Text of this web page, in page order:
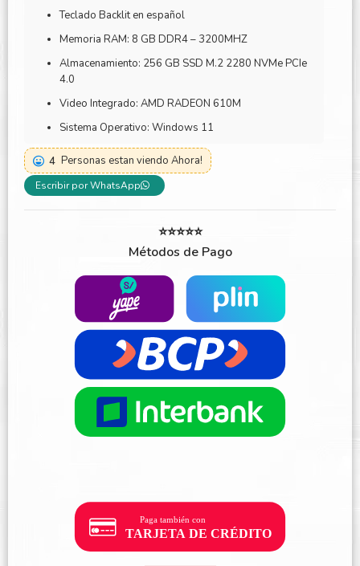
Teclado Backlit en español
Memoria RAM: 8 GB DDR4 – 3200MHZ
Almacenamiento: 256 GB SSD M.2 2280 NVMe PCIe
4.0
Video Integrado: AMD RADEON 610M
Sistema Operativo: Windows 11
4 Personas estan viendo Ahora!
Escribir por WhatsApp
⭐⭐⭐⭐⭐
Métodos de Pago